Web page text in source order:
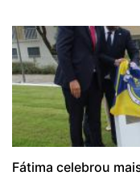
Fátima celebrou